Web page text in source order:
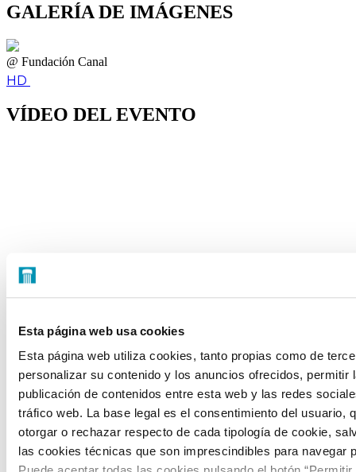
Esta página web usa cookies
Esta página web utiliza cookies, tanto propias como de
personalizar su contenido y los anuncios ofrecidos, permitir
publicación de contenidos entre esta web y las redes
tráfico web. La base legal es el consentimiento del usuario,
otorgar o rechazar respecto de cada tipología de cookie,
las cookies técnicas que son imprescindibles para navegar
GALERÍA DE IMÁGENES
@ Fundación Canal
HD
VÍDEO DEL EVENTO